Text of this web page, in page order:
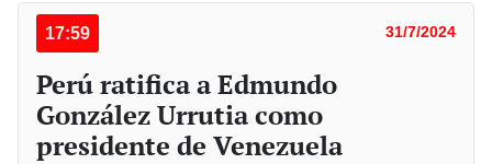
17:59 31/7/2024
Perú ratifica a Edmundo
González Urrutia como
presidente de Venezuela